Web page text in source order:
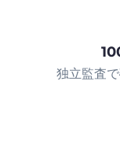
独立監査